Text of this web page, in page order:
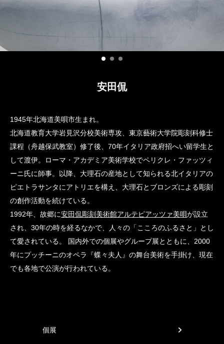
安田侃
1945年北海道美唄市生まれ。
北海道教育大学岩見沢分校美術専攻、東京藝術大学院彫刻科修士
課程（舟越保武教室）修了後、70年イタリア政府招へい留学生と
して渡伊。ローマ・アカデミア美術学校でペリクレ・ファッツィ
ーニ氏に師事。以降、大理石の産地として知られる北イタリアの
ピエトラサンタにアトリエを構え、大理石とブロンズによる彫刻
の創作活動を続けている。
1992年、故郷に安⽥侃彫刻美術館アルテピアッツァ美唄が設立
され、30年の時を経るなかで、人々の「こころのふるさと」とし
て愛されている。 国内外での個展やグループ展とともに、2000
年にプッチーニのオペラ『蝶々夫人』の舞台美術を手掛け、現在
でも各地で公演が行われている。
個展